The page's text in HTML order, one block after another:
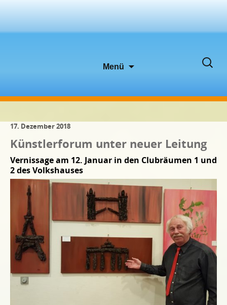
Menü
Suchen
17. Dezember 2018
Künstlerforum unter neuer Leitung
Vernissage am 12. Januar in den Clubräumen 1 und
2 des Volkshauses